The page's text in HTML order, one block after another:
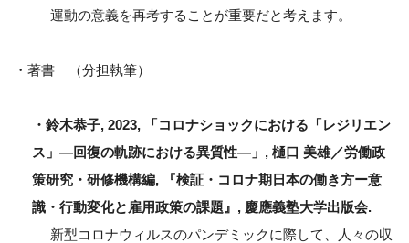
運動の意義を再考することが重要だと考えます。
・著書 （分担執筆）
・鈴木恭子, 2023, 「コロナショックにおける「レジリエン
ス」―回復の軌跡における異質性―」, 樋口 美雄／労働政
策研究・研修機構編, 『検証・コロナ期日本の働き方ー意
識・行動変化と雇用政策の課題』, 慶應義塾大学出版会.
新型コロナウィルスのパンデミックに際して、人々の収